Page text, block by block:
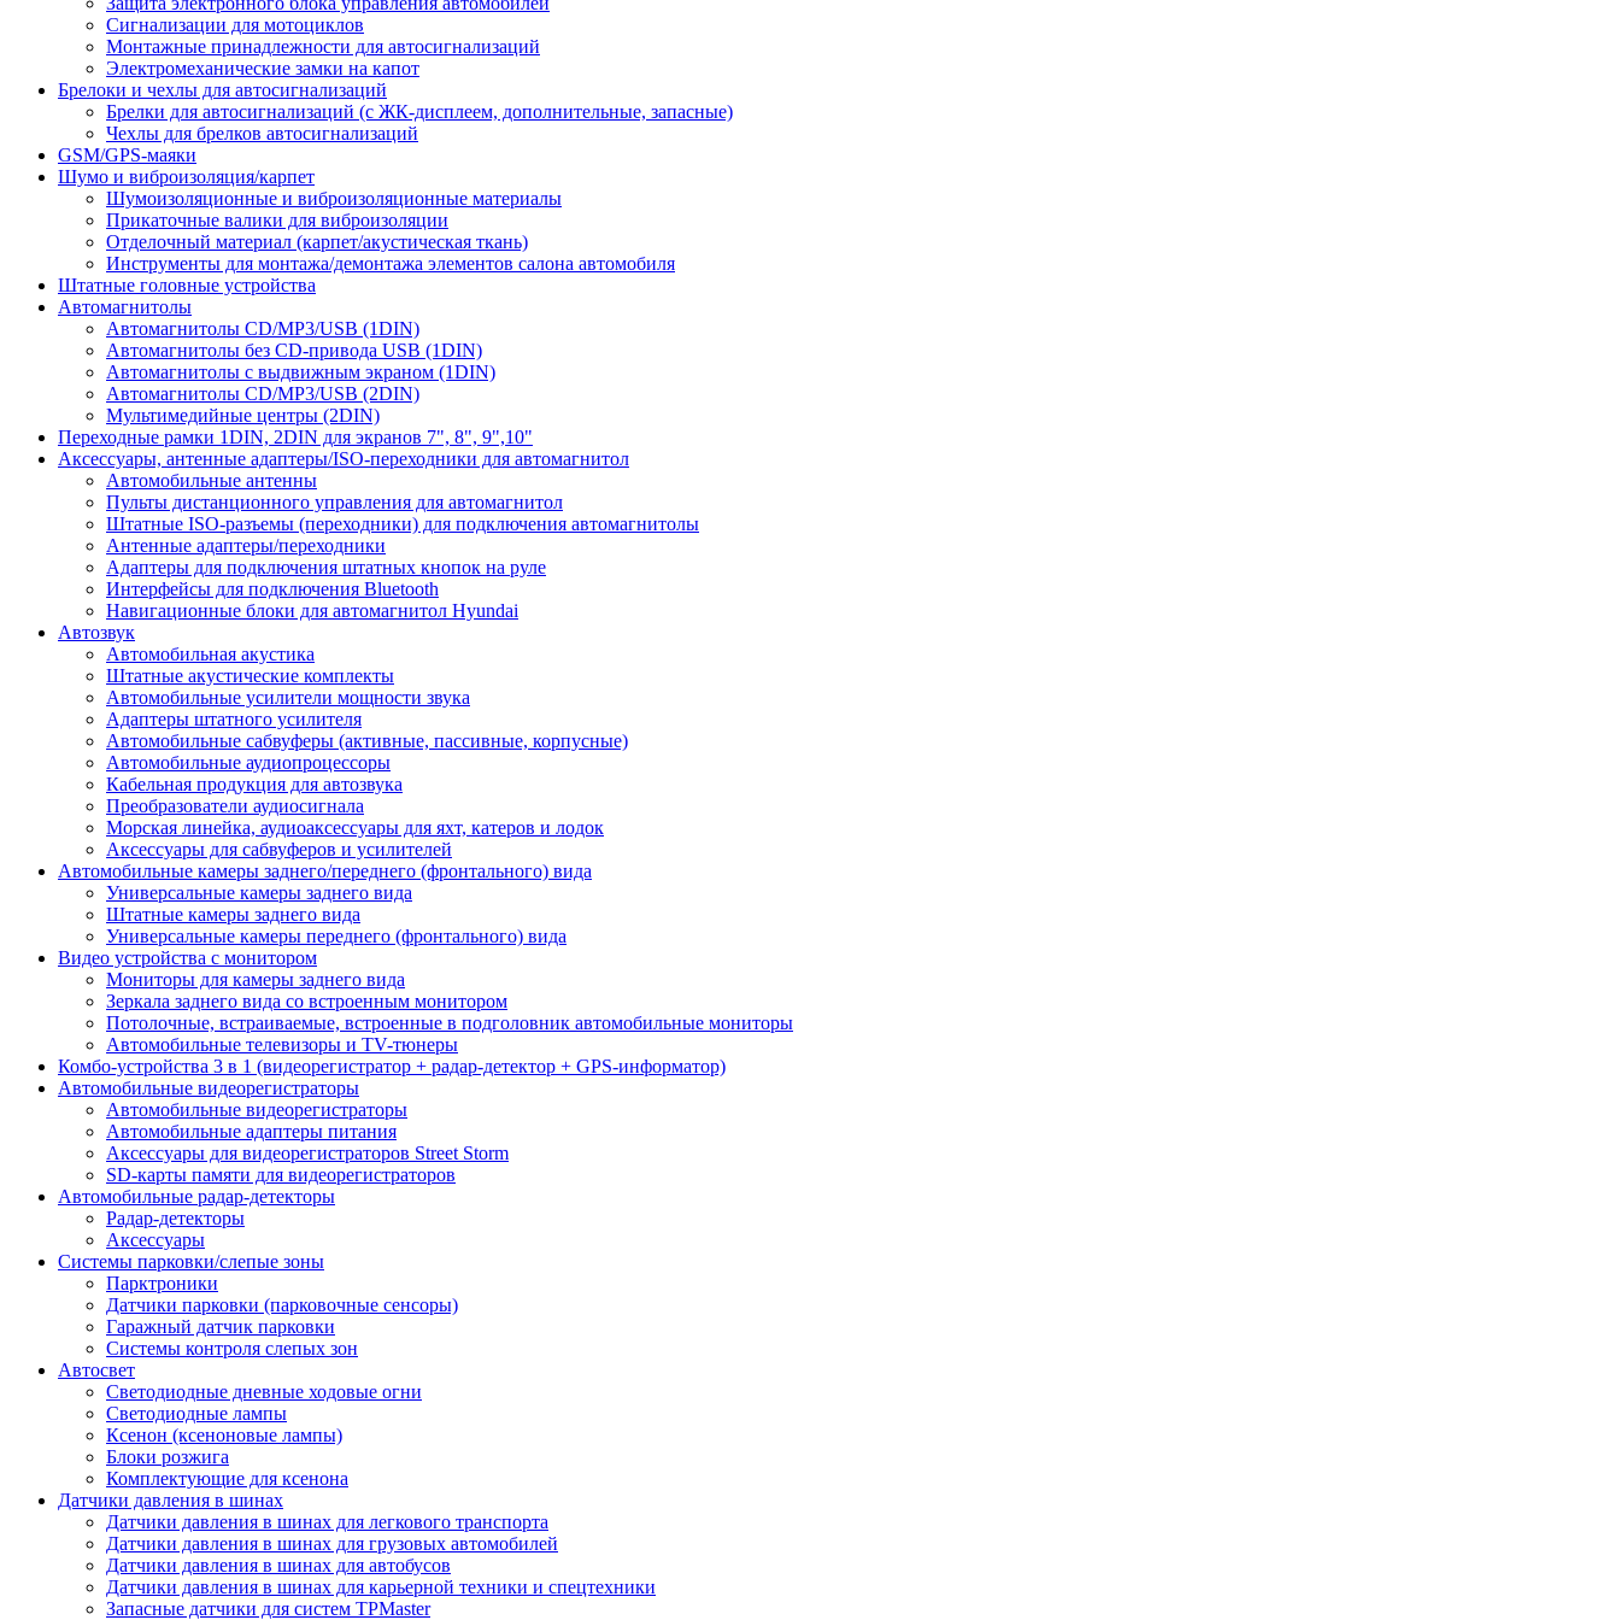
Сигнализации для мотоциклов
Монтажные принадлежности для автосигнализаций
Электромеханические замки на капот
Брелоки и чехлы для автосигнализаций
Брелки для автосигнализаций (с ЖК-дисплеем, дополнительные, запасные)
Чехлы для брелков автосигнализаций
GSM/GPS-маяки
Шумо и виброизоляция/карпет
Шумоизоляционные и виброизоляционные материалы
Прикаточные валики для виброизоляции
Отделочный материал (карпет/акустическая ткань)
Инструменты для монтажа/демонтажа элементов салона автомобиля
Штатные головные устройства
Автомагнитолы
Автомагнитолы CD/MP3/USB (1DIN)
Автомагнитолы без CD-привода USB (1DIN)
Автомагнитолы с выдвижным экраном (1DIN)
Автомагнитолы CD/MP3/USB (2DIN)
Мультимедийные центры (2DIN)
Переходные рамки 1DIN, 2DIN для экранов 7", 8", 9",10"
Аксессуары, антенные адаптеры/ISO-переходники для автомагнитол
Автомобильные антенны
Пульты дистанционного управления для автомагнитол
Штатные ISO-разъемы (переходники) для подключения автомагнитолы
Антенные адаптеры/переходники
Адаптеры для подключения штатных кнопок на руле
Интерфейсы для подключения Bluetooth
Навигационные блоки для автомагнитол Hyundai
Автозвук
Автомобильная акустика
Штатные акустические комплекты
Автомобильные усилители мощности звука
Адаптеры штатного усилителя
Автомобильные сабвуферы (активные, пассивные, корпусные)
Автомобильные аудиопроцессоры
Кабельная продукция для автозвука
Преобразователи аудиосигнала
Морская линейка, аудиоаксессуары для яхт, катеров и лодок
Аксессуары для сабвуферов и усилителей
Автомобильные камеры заднего/переднего (фронтального) вида
Универсальные камеры заднего вида
Штатные камеры заднего вида
Универсальные камеры переднего (фронтального) вида
Видео устройства c монитором
Мониторы для камеры заднего вида
Зеркала заднего вида со встроенным монитором
Потолочные, встраиваемые, встроенные в подголовник автомобильные мониторы
Автомобильные телевизоры и TV-тюнеры
Комбо-устройства 3 в 1 (видеорегистратор + радар-детектор + GPS-информатор)
Автомобильные видеорегистраторы
Автомобильные видеорегистраторы
Автомобильные адаптеры питания
Аксессуары для видеорегистраторов Street Storm
SD-карты памяти для видеорегистраторов
Автомобильные радар-детекторы
Радар-детекторы
Аксессуары
Системы парковки/слепые зоны
Парктроники
Датчики парковки (парковочные сенсоры)
Гаражный датчик парковки
Системы контроля слепых зон
Автосвет
Светодиодные дневные ходовые огни
Светодиодные лампы
Ксенон (ксеноновые лампы)
Блоки розжига
Комплектующие для ксенона
Датчики давления в шинах
Датчики давления в шинах для легкового транспорта
Датчики давления в шинах для грузовых автомобилей
Датчики давления в шинах для автобусов
Датчики давления в шинах для карьерной техники и спецтехники
Запасные датчики для систем TPMaster